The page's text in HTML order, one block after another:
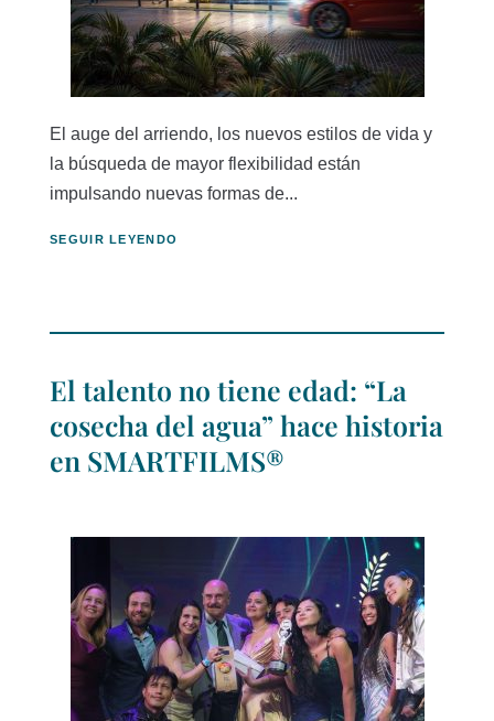
El auge del arriendo, los nuevos estilos de vida y
la búsqueda de mayor flexibilidad están
impulsando nuevas formas de...
SEGUIR LEYENDO
El talento no tiene edad: “La
cosecha del agua” hace historia
en SMARTFILMS®